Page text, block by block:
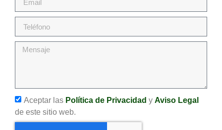
Aceptar las Política de Privacidad y Aviso Legal
de este sitio web.